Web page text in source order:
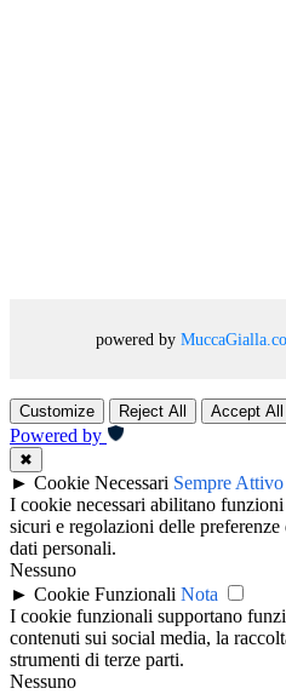
powered by
Customize Reject All Accept All
Powered by
✖
► Cookie Necessari Sempre Attivo
I cookie necessari abilitano
sicuri e regolazioni delle
dati personali.
Nessuno
► Cookie Funzionali Nota
I cookie funzionali supportano
contenuti sui social media, la
strumenti di terze parti.
Nessuno